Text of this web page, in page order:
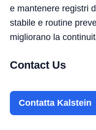
e mantenere registri
stabile e routine
migliorano la
Contact Us
Contatta Kalstein